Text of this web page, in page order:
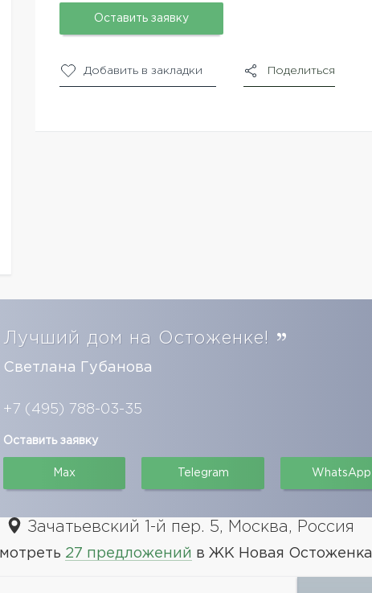
Оставить заявку
Добавить в закладки Поделиться
дом на Остоженке!
Светлана Губанова
+7 (495) 788-03-35
Оставить заявку
Max Telegram WhatsApp
Зачатьевский 1-й пер. 5, Москва, Россия
27 предложений в ЖК Новая Остоженка